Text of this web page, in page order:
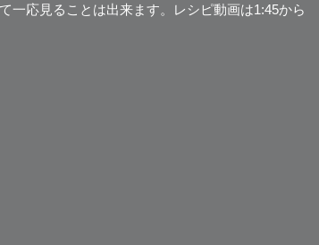
一応見ることは出来ます。レシピ動画は1:45から